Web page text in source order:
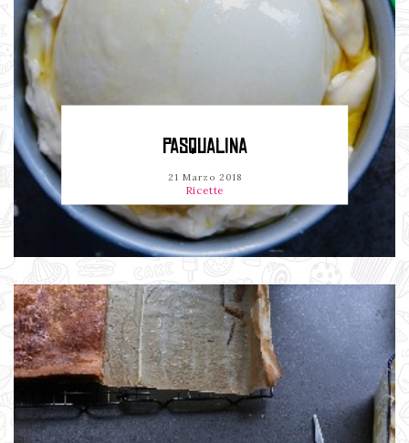
PASQUALINA
21 Marzo 2018
Ricette